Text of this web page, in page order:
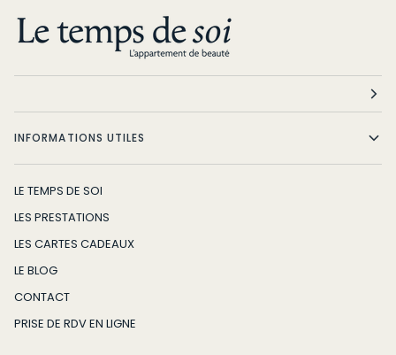
INFORMATIONS UTILES
LE TEMPS DE SOI
LES PRESTATIONS
LES CARTES CADEAUX
LE BLOG
CONTACT
PRISE DE RDV EN LIGNE